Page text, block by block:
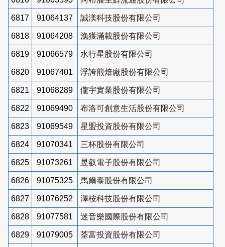
6817 91064137 誠渼科技股份有限公司
6818 91064208 漁獲滿載股份有限公司
6819 91066579 水行星股份有限公司
6820 91067401 浮誇煎焙廠股份有限公司
6821 91068289 儱宇實業股份有限公司
6822 91069490 布洛可創意生活股份有限公司
6823 91069549 星盟投資股份有限公司
6824 91070341 三杯股份有限公司
6825 91073261 昱叡電子股份有限公司
6826 91075325 馬爾泰股份有限公司
6827 91076252 澤桉科技股份有限公司
6828 91077581 迷音樂國際股份有限公司
6829 91079005 荃富投資股份有限公司